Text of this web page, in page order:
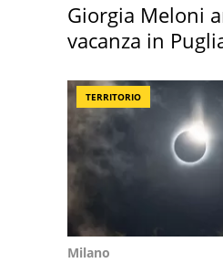
Giorgia Meloni
vacanza in
TERRITORIO
Milano